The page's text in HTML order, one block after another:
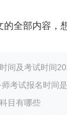
全部内容，
间及考试时间
考试报名时间
目有哪些